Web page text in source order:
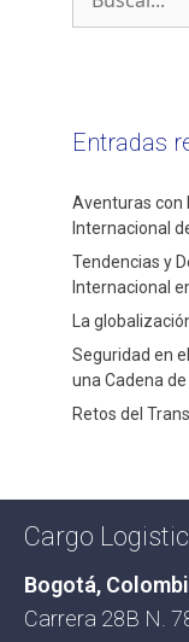
Entradas
Aventuras con
Internacional
Tendencias y
Internacional
La
Seguridad en
una Cadena
Retos del
Cargo
Bogotá,
Carrera 28B N.